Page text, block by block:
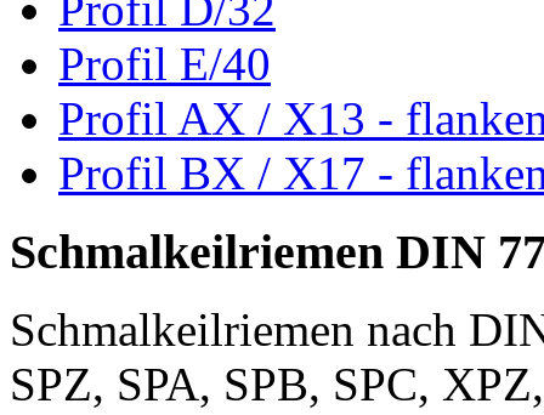
Profil E/40
Profil AX / X13 -
Profil BX / X17 -
Schmalkeilriemen DIN
Schmalkeilriemen nach
SPZ, SPA, SPB, SPC,